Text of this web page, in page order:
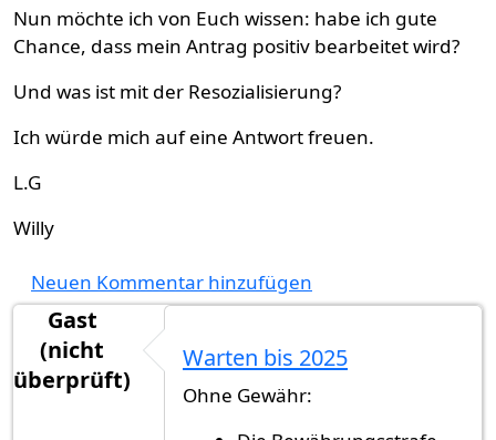
Nun möchte ich von Euch wissen: habe ich gute
Chance, dass mein Antrag positiv bearbeitet wird?
Und was ist mit der Resozialisierung?
Ich würde mich auf eine Antwort freuen.
L.G
Willy
Neuen Kommentar hinzufügen
Gast
(nicht
überprüft)
Warten bis 2025
Ohne Gewähr: